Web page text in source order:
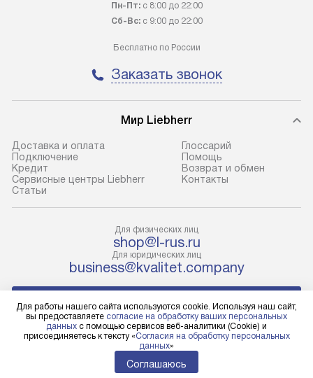
100% предоплаты наша компания
до представительства
транспортной компании в городе
Москва. Пожалуйста, уточняйте
условия доставки у менеджера при
В оговоренный день служба
доставки доставит упакованный
прибор до подъезда. Если
требуется переместить прибор
установки, пожалуйста,
предварительно уточните это
с менеджером. За данную услугу
они не позволяют пронести его
через дверной проем,
то сотрудники транспортной
службы не смогут демонтировать
возможные
предполагают
установленной
упаковки и
Техника
нишу или на
Пн-Пт:с 8:00 до 22:00
Сб-Вс:с 9:00 до 22:00
Бесплатно по России
Заказать звонок
Мир Liebherr
Доставка и оплата
Подключение
Кредит
Сервисные центры Liebherr
Cтатьи
Глоссарий
Помощь
Возврат и обмен
Контакты
Для физических лиц
shop@l-rus.ru
Для юридических лиц
business@kvalitet.company
Политика конфиденциальности
Условия продажи
Карта сайта
Для работы нашего сайта используются cookie. Используя наш сайт,
вы предоставляете согласие на обработку ваших персональных
данных с помощью сервисов веб-аналитики (Cookie) и
присоединяетесь к тексту «Согласия на обработку персональных
данных»
Соглашаюсь